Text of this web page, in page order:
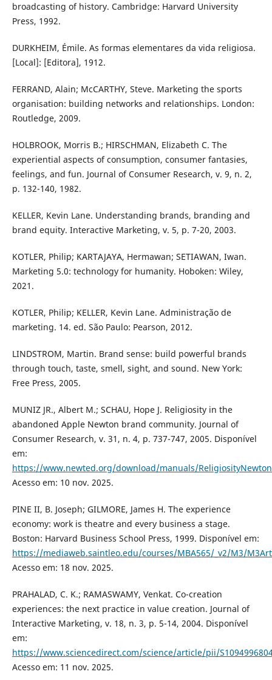
broadcasting of history. Cambridge: Harvard University
Press, 1992.
DURKHEIM, Émile. As formas elementares da vida religiosa.
[Local]: [Editora], 1912.
FERRAND, Alain; McCARTHY, Steve. Marketing the sports
organisation: building networks and relationships. London:
Routledge, 2009.
HOLBROOK, Morris B.; HIRSCHMAN, Elizabeth C. The
experiential aspects of consumption, consumer fantasies,
feelings, and fun. Journal of Consumer Research, v. 9, n. 2,
p. 132-140, 1982.
KELLER, Kevin Lane. Understanding brands, branding and
brand equity. Interactive Marketing, v. 5, p. 7-20, 2003.
KOTLER, Philip; KARTAJAYA, Hermawan; SETIAWAN, Iwan.
Marketing 5.0: technology for humanity. Hoboken: Wiley,
2021.
KOTLER, Philip; KELLER, Kevin Lane. Administração de
marketing. 14. ed. São Paulo: Pearson, 2012.
LINDSTROM, Martin. Brand sense: build powerful brands
through touch, taste, smell, sight, and sound. New York:
Free Press, 2005.
MUNIZ JR., Albert M.; SCHAU, Hope J. Religiosity in the
abandoned Apple Newton brand community. Journal of
Consumer Research, v. 31, n. 4, p. 737-747, 2005. Disponível
em:
https://www.newted.org/download/manuals/
Acesso em: 10 nov. 2025.
PINE II, B. Joseph; GILMORE, James H. The experience
economy: work is theatre and every business a stage.
Boston: Harvard Business School Press, 1999. Disponível em:
https://mediaweb.saintleo.edu/courses/MBA565/_v2/M3/
Acesso em: 18 nov. 2025.
PRAHALAD, C. K.; RAMASWAMY, Venkat. Co-creation
experiences: the next practice in value creation. Journal of
Interactive Marketing, v. 18, n. 3, p. 5-14, 2004. Disponível
em:
https://www.sciencedirect.com/science/article/pii/
Acesso em: 11 nov. 2025.